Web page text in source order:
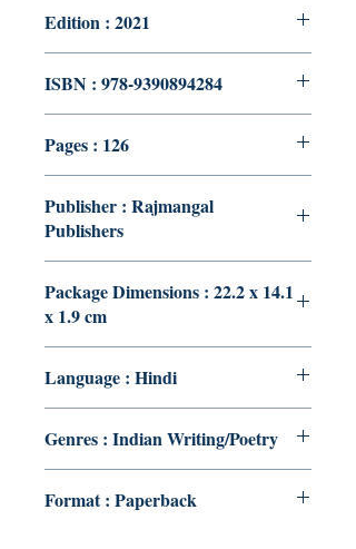
Edition : 2021
ISBN : 978-9390894284
Pages : 126
Publisher : Rajmangal
Publishers
Package Dimensions : 22.2 x 14.1
x 1.9 cm
Language : Hindi
Genres : Indian Writing/Poetry
Format : Paperback